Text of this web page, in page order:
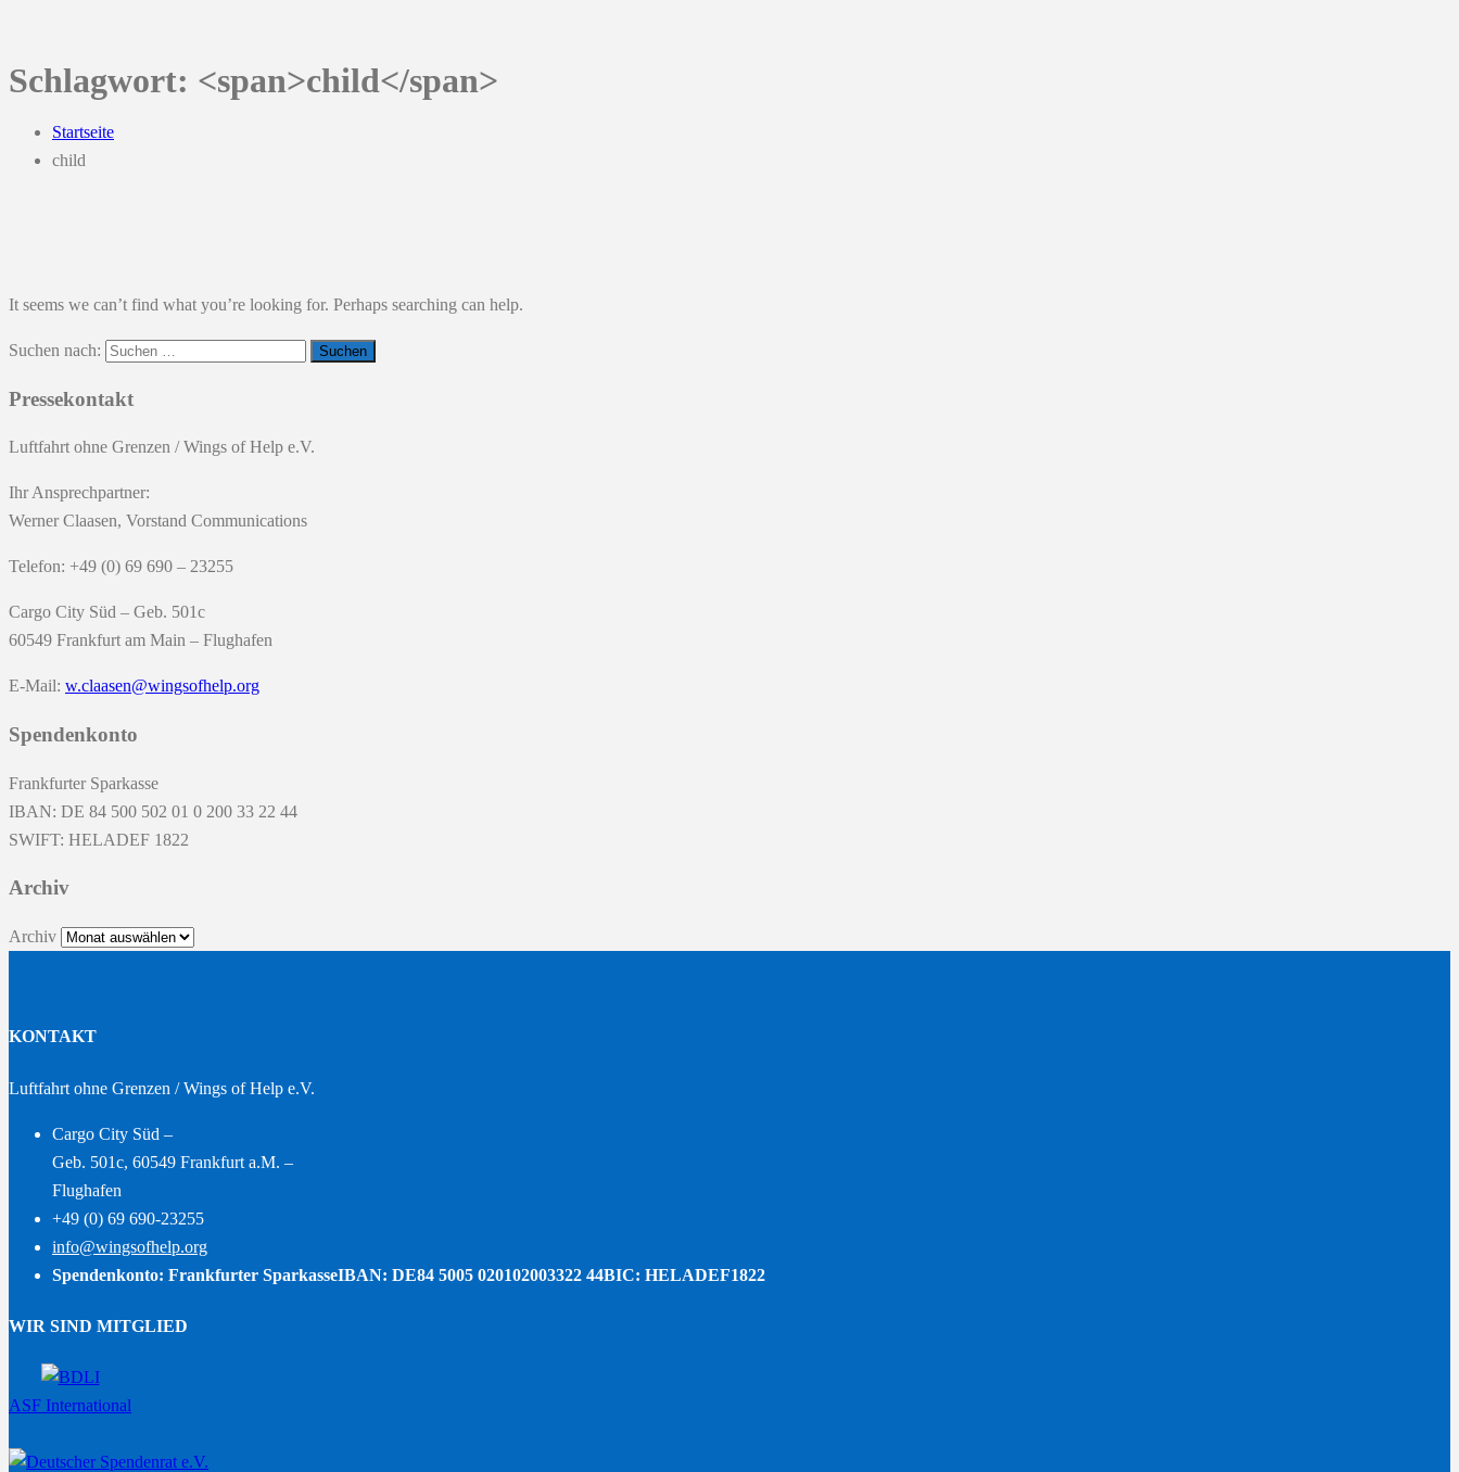
Schlagwort: <span>child</span>
Startseite
child
It seems we can’t find what you’re looking for. Perhaps searching can help.
Suchen nach:
Pressekontakt
Luftfahrt ohne Grenzen / Wings of Help e.V.
Ihr Ansprechpartner:
Werner Claasen, Vorstand Communications
Telefon: +49 (0) 69 690 – 23255
Cargo City Süd – Geb. 501c
60549 Frankfurt am Main – Flughafen
E-Mail: w.claasen@wingsofhelp.org
Spendenkonto
Frankfurter Sparkasse
IBAN: DE 84 500 502 01 0 200 33 22 44
SWIFT: HELADEF 1822
Archiv
Archiv
KONTAKT
Luftfahrt ohne Grenzen / Wings of Help e.V.
Cargo City Süd –
Geb. 501c, 60549 Frankfurt a.M. –
Flughafen
+49 (0) 69 690-23255
info@wingsofhelp.org
Spendenkonto: Frankfurter SparkasseIBAN: DE84 5005 020102003322 44BIC: HELADEF1822
WIR SIND MITGLIED
ASF International